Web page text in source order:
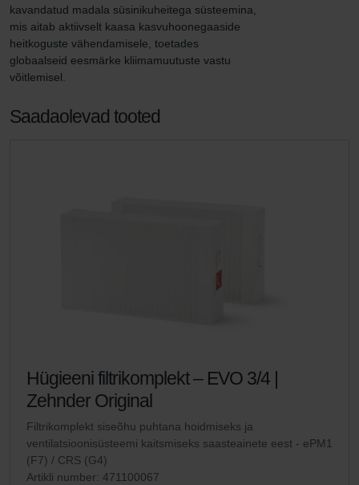
kavandatud madala süsinikuheitega süsteemina,
mis aitab aktiivselt kaasa kasvuhoonegaaside
heitkoguste vähendamisele, toetades
globaalseid eesmärke kliimamuutuste vastu
võitlemisel.
Saadaolevad tooted
Hügieeni filtrikomplekt – EVO 3/4 |
Zehnder Original
Filtrikomplekt siseõhu puhtana hoidmiseks ja
ventilatsioonisüsteemi kaitsmiseks saasteainete eest - ePM1
(F7) / CRS (G4)
Artikli number: 471100067